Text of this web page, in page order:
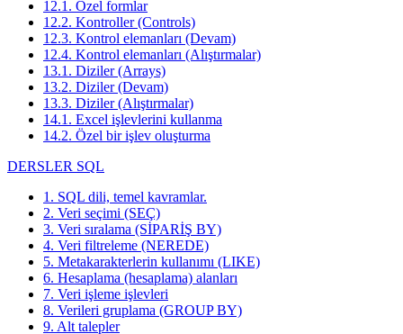
12.1. Özel formlar
12.2. Kontroller (Controls)
12.3. Kontrol elemanları (Devam)
12.4. Kontrol elemanları (Alıştırmalar)
13.1. Diziler (Arrays)
13.2. Diziler (Devam)
13.3. Diziler (Alıştırmalar)
14.1. Excel işlevlerini kullanma
14.2. Özel bir işlev oluşturma
DERSLER SQL
1. SQL dili, temel kavramlar.
2. Veri seçimi (SEÇ)
3. Veri sıralama (SİPARİŞ BY)
4. Veri filtreleme (NEREDE)
5. Metakarakterlerin kullanımı (LIKE)
6. Hesaplama (hesaplama) alanları
7. Veri işleme işlevleri
8. Verileri gruplama (GROUP BY)
9. Alt talepler